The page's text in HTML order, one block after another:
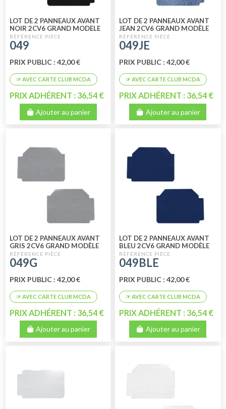
LOT DE 2 PANNEAUX AVANT
NOIR 2CV6 GRAND MODELE
049
PRIX PUBLIC : 42,00 €
PRIX ADHÉRENT : 36,54 €
Ajouter au panier
LOT DE 2 PANNEAUX AVANT
JEAN 2CV6 GRAND MODÈLE
049JE
PRIX PUBLIC : 42,00 €
PRIX ADHÉRENT : 36,54 €
Ajouter au panier
LOT DE 2 PANNEAUX AVANT
GRIS 2CV6 GRAND MODÈLE
049G
PRIX PUBLIC : 42,00 €
PRIX ADHÉRENT : 36,54 €
Ajouter au panier
LOT DE 2 PANNEAUX AVANT
BLEU 2CV6 GRAND MODÈLE
049BLE
PRIX PUBLIC : 42,00 €
PRIX ADHÉRENT : 36,54 €
Ajouter au panier